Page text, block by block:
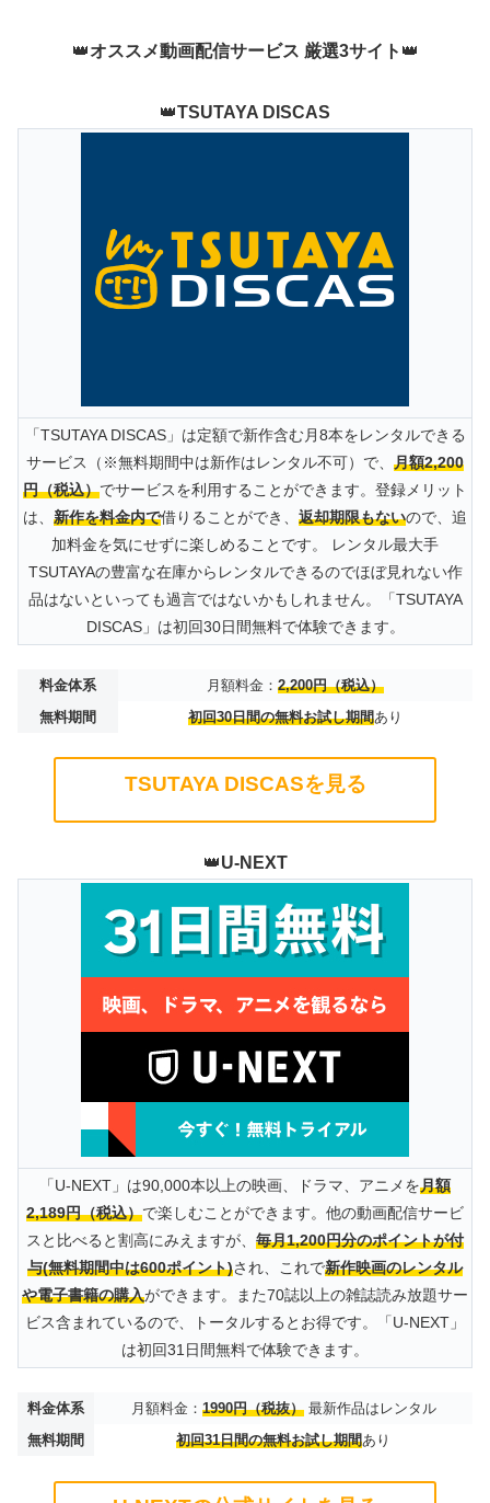
👑オススメ動画配信サービス 厳選3サイト 👑
👑TSUTAYA DISCAS
「TSUTAYA DISCAS」は定額で新作含む月8本をレンタルできる
サービス（※無料期間中は新作はレンタル不可）で、 月額2,200
円（税込）でサービスを利用することができます。登録メリット
は、 新作を料金内で借りることができ、 返却期限もないので、追
加料金を気にせずに楽しめることです。 レンタル最大手
TSUTAYAの豊富な在庫からレンタルできるのでほぼ見れない作
品はないといっても過言ではないかもしれません。「TSUTAYA
DISCAS」は初回30日間無料で体験できます。
料金体系 月額料金： 2,200円（税込）
無料期間
初回30日間の無料お試し期間あり
TSUTAYA DISCASを見る
👑U-NEXT
「U-NEXT」は90,000本以上の映画、ドラマ、アニメを月額
2,189円（税込）で楽しむことができます。他の動画配信サービ
スと比べると割高にみえますが、 毎月1,200円分のポイントが付
与(無料期間中は600ポイント)され、これで新作映画のレンタル
や電子書籍の購入ができます。また70誌以上の雑誌読み放題サー
ビス含まれているので、トータルするとお得です。「U-NEXT」
は初回31日間無料で体験できます。
料金体系 月額料金： 1990円（税抜）最新作品はレンタル
無料期間
初回31日間の無料お試し期間あり